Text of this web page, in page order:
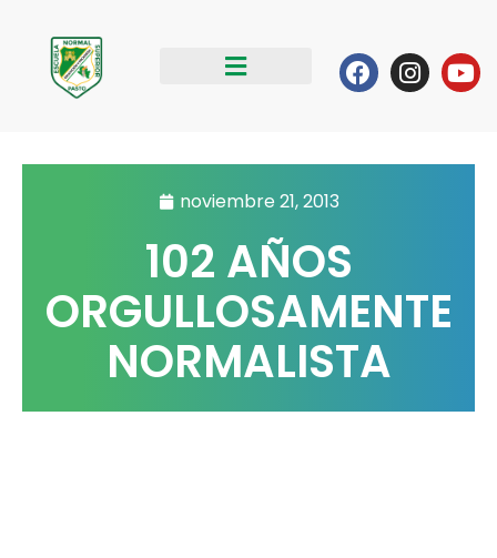
contenido
Facebook
noviembre 21, 2013
102 AÑOS
ORGULLOSAMENTE
NORMALISTA